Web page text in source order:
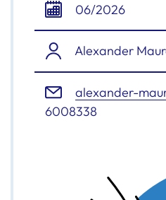
06/2026
Alexander
alexander-
6008338